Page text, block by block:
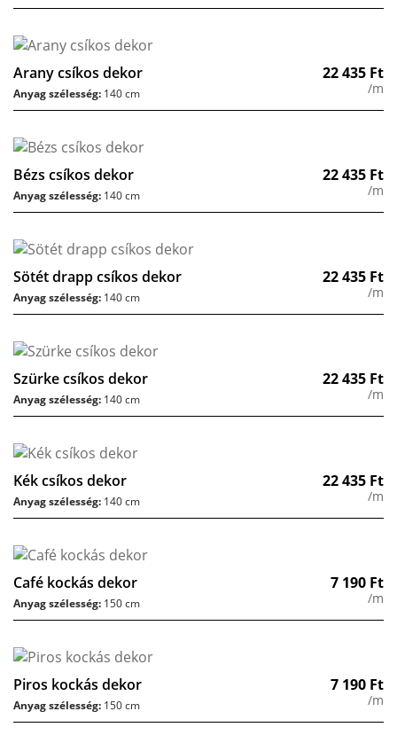
Arany csíkos dekor 22 435 Ft
/m
Anyag szélesség: 140 cm
Bézs csíkos dekor 22 435 Ft
/m
Anyag szélesség: 140 cm
Sötét drapp csíkos dekor 22 435 Ft
/m
Anyag szélesség: 140 cm
Szürke csíkos dekor 22 435 Ft
/m
Anyag szélesség: 140 cm
Kék csíkos dekor 22 435 Ft
/m
Anyag szélesség: 140 cm
Café kockás dekor 7 190 Ft
/m
Anyag szélesség: 150 cm
Piros kockás dekor 7 190 Ft
/m
Anyag szélesség: 150 cm